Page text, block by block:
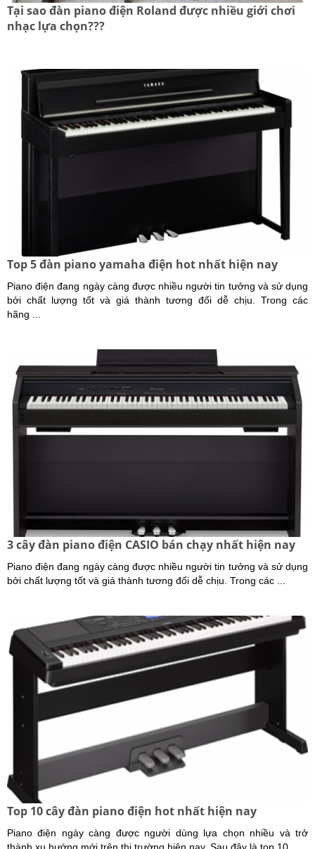
Tại sao đàn piano điện Roland được nhiều giới chơi
nhạc lựa chọn???
Top 5 đàn piano yamaha điện hot nhất hiện nay
Piano điện đang ngày càng được nhiều người tin tưởng và sử dụng
bởi chất lượng tốt và giá thành tương đối dễ chịu. Trong các
hãng ...
3 cây đàn piano điện CASIO bán chạy nhất hiện nay
Piano điện đang ngày càng được nhiều người tin tưởng và sử dụng
bởi chất lượng tốt và giá thành tương đối dễ chịu. Trong các ...
Top 10 cây đàn piano điện hot nhất hiện nay
Piano điện ngày càng được người dùng lựa chọn nhiều và trở